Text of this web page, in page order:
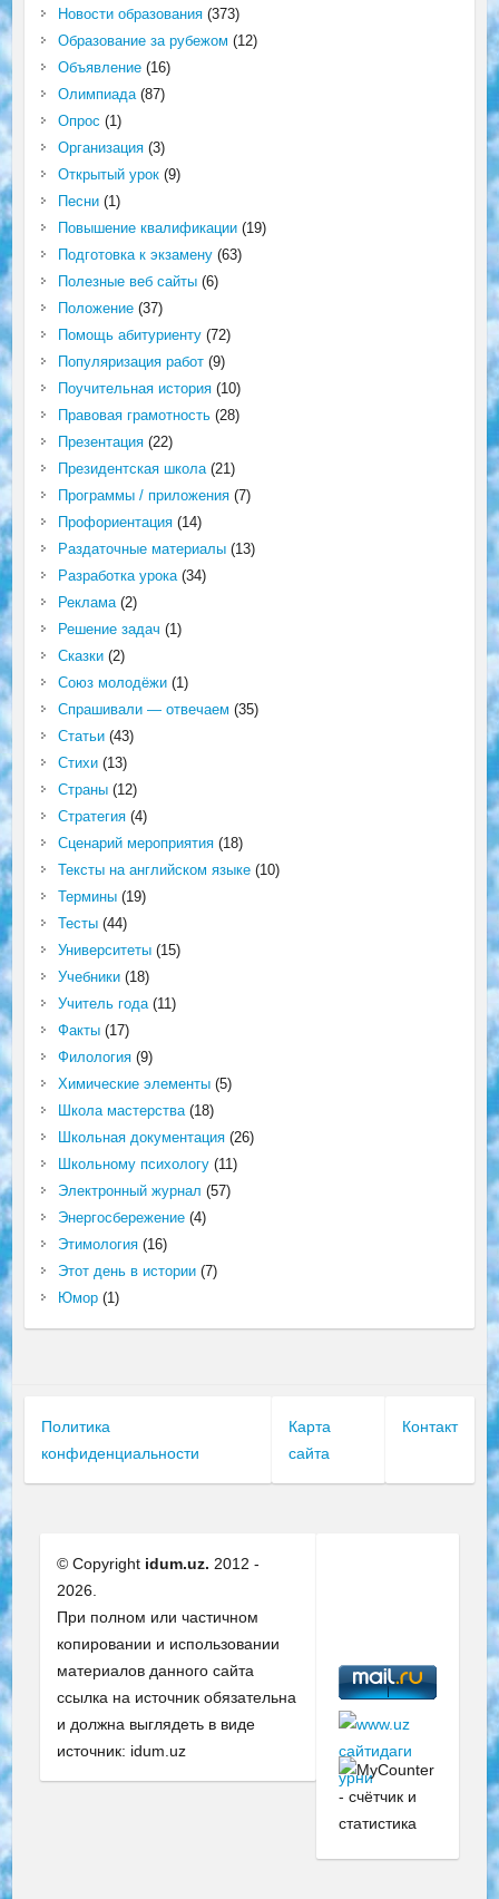
Новости образования(373)
Образование за рубежом (12)
Объявление(16)
Олимпиада(87)
Опрос (1)
Организация(3)
Открытый урок(9)
Песни(1)
Повышение квалификации(19)
Подготовка к экзамену(63)
Полезные веб сайты(6)
Положение(37)
Помощь абитуриенту(72)
Популяризация работ(9)
Поучительная история(10)
Правовая грамотность(28)
Презентация(22)
Президентская школа(21)
Программы / приложения(7)
Профориентация(14)
Раздаточные материалы(13)
Разработка урока(34)
Реклама(2)
Решение задач (1)
Сказки(2)
Союз молодёжи(1)
Спрашивали — отвечаем (35)
Статьи(43)
Стихи(13)
Страны(12)
Стратегия(4)
Сценарий мероприятия(18)
Тексты на английском языке(10)
Термины(19)
Тесты(44)
Университеты(15)
Учебники(18)
Учитель года(11)
Факты(17)
Филология(9)
Химические элементы(5)
Школа мастерства(18)
Школьная документация(26)
Школьному психологу(11)
Электронный журнал (57)
Энергосбережение(4)
Этимология(16)
Этот день в истории(7)
Юмор(1)
Политика
конфиденциальности
Карта
сайта
Контакт
© Copyright idum.uz. 2012 -
2026.
При полном или частичном
копировании и использовании
материалов данного сайта
ссылка на источник обязательна
и должна выглядеть в виде
источник: idum.uz